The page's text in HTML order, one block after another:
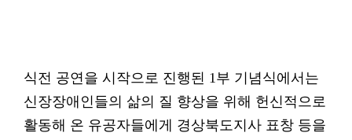
식전 공연을 시작으로 진행된 1부 기념식에서는
신장장애인들의 삶의 질 향상을 위해 헌신적으로
활동해 온 유공자들에게 경상북도지사 표창 등을